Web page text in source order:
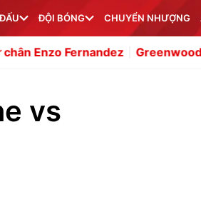
ĐỘI BÓNG CHUYỂN NHƯỢNG
Greenwood sút xa đẳng
vs